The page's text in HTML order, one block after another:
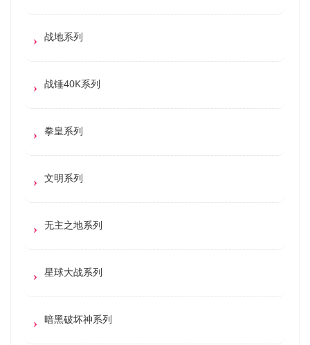
战地系列
战锤40K系列
拳皇系列
文明系列
无主之地系列
星球大战系列
暗黑破坏神系列